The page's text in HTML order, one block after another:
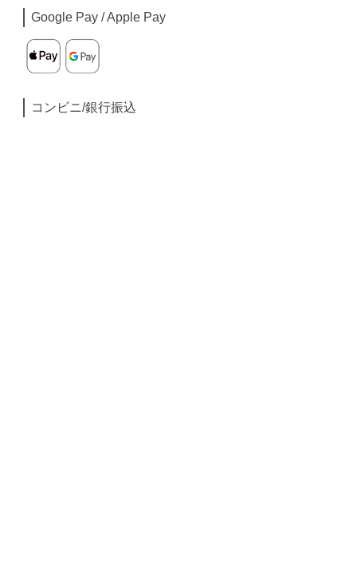
Google Pay / Apple Pay
コンビニ/銀行振込